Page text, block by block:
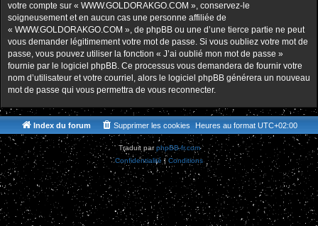
votre compte sur « WWW.GOLDORAKGO.COM », conservez-le
soigneusement et en aucun cas une personne affiliée de
« WWW.GOLDORAKGO.COM », de phpBB ou une d’une tierce partie ne peut
vous demander légitimement votre mot de passe. Si vous oubliez votre mot de
passe, vous pouvez utiliser la fonction « J’ai oublié mon mot de passe »
fournie par le logiciel phpBB. Ce processus vous demandera de fournir votre
nom d’utilisateur et votre courriel, alors le logiciel phpBB générera un nouveau
mot de passe qui vous permettra de vous reconnecter.
Index du forum Heures au format UTC+02:00
Supprimer les cookies
Traduit parphpBB-fr.com
Confidentialité | Conditions